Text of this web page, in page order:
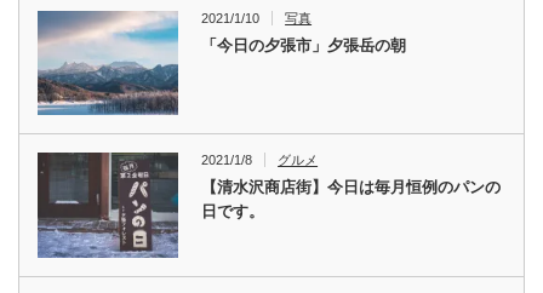
2021/1/10 写真
「今日の夕張市」夕張岳の朝
2021/1/8 グルメ
【清水沢商店街】今日は毎月恒例のパンの
日です。